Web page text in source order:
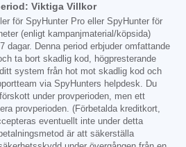
Viktiga Villkor
för SpyHunter Pro eller SpyHunter för
(enligt kampanjmaterial/köpsida)
dagar. Denna period erbjuder omfattande
ta bort skadlig kod, högpresterande
system från hot mot skadlig kod och
via SpyHunters helpdesk. Du
under provperioden, men ett
provperioden. (Förbetalda kreditkort,
eventuellt inte under detta
är att säkerställa